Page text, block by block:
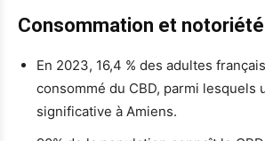
Consommation et notoriété
En 2023, 16,4 % des adultes
consommé du CBD, parmi lesquels
significative à Amiens.